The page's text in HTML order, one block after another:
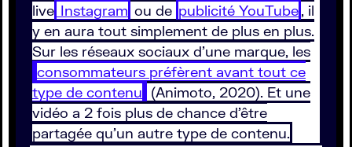
live Instagram ou de publicité YouTube, il
y en aura tout simplement de plus en plus.
Sur les réseaux sociaux d’une marque, les
consommateurs préfèrent avant tout ce
type de contenu (Animoto, 2020). Et une
vidéo a 2 fois plus de chance d’être
partagée qu’un autre type de contenu.